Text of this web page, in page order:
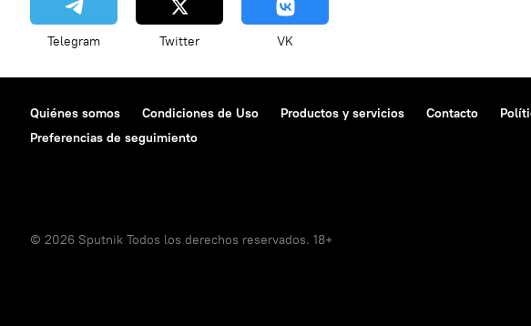
Telegram Twitter VK
Quiénes somos Condiciones de Uso Productos y servicios Contacto
Preferencias de seguimiento
© 2026 Sputnik Todos los derechos reservados. 18+